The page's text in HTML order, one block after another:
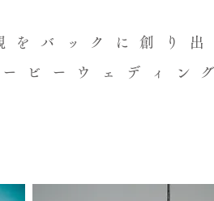
をバックに創り
ビーウェディン